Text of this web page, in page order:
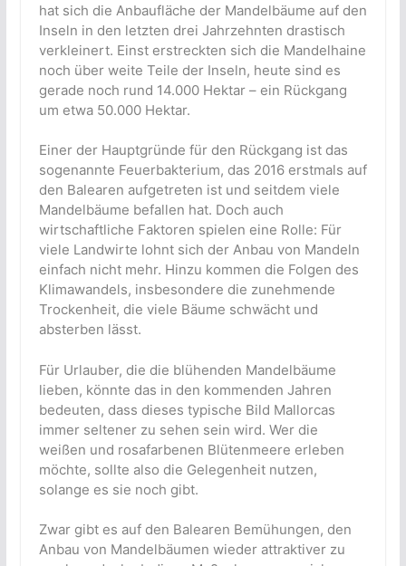
hat sich die Anbaufläche der Mandelbäume auf den
Inseln in den letzten drei Jahrzehnten drastisch
verkleinert. Einst erstreckten sich die Mandelhaine
noch über weite Teile der Inseln, heute sind es
gerade noch rund 14.000 Hektar – ein Rückgang
um etwa 50.000 Hektar.
Einer der Hauptgründe für den Rückgang ist das
sogenannte Feuerbakterium, das 2016 erstmals auf
den Balearen aufgetreten ist und seitdem viele
Mandelbäume befallen hat. Doch auch
wirtschaftliche Faktoren spielen eine Rolle: Für
viele Landwirte lohnt sich der Anbau von Mandeln
einfach nicht mehr. Hinzu kommen die Folgen des
Klimawandels, insbesondere die zunehmende
Trockenheit, die viele Bäume schwächt und
absterben lässt.
Für Urlauber, die die blühenden Mandelbäume
lieben, könnte das in den kommenden Jahren
bedeuten, dass dieses typische Bild Mallorcas
immer seltener zu sehen sein wird. Wer die
weißen und rosafarbenen Blütenmeere erleben
möchte, sollte also die Gelegenheit nutzen,
solange es sie noch gibt.
Zwar gibt es auf den Balearen Bemühungen, den
Anbau von Mandelbäumen wieder attraktiver zu